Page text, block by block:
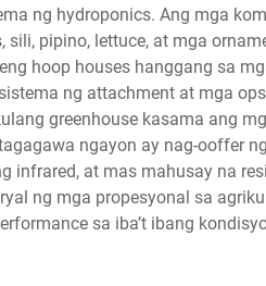
ng hydroponics. Ang mga
pipino, lettuce, at mga
hoop houses hanggang sa
ng attachment at mga
greenhouse kasama ang
ngayon ay nag-ooffer
at mas mahusay na
ng mga propesyonal sa
sa iba’t ibang